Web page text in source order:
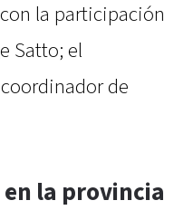
la participación
Satto; el
de
la provincia